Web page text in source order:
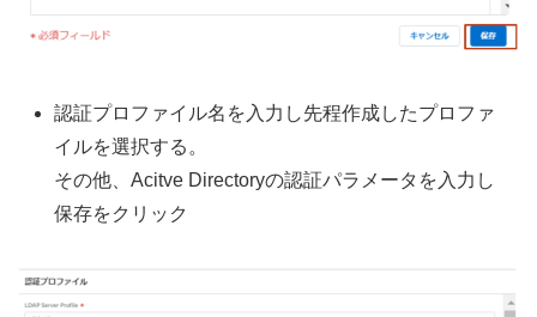
認証プロファイル名を入力し先程作成したプロファ
イルを選択する。
その他、Acitve Directoryの認証パラメータを入力し
保存をクリック